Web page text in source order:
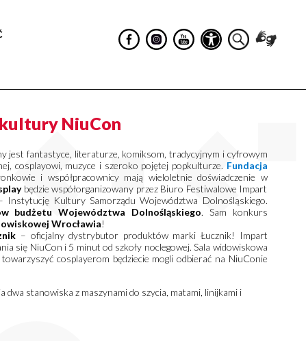
NiuCon
jest fantastyce, literaturze, komiksom, tradycyjnym i cyfrowym
cosplayowi, muzyce i szeroko pojętej popkulturze. Fundacja
i współpracownicy mają wieloletnie doświadczenie w
będzie współorganizowany przez Biuro Festiwalowe Impart
Kultury Samorządu Województwa Dolnośląskiego.
budżetu Województwa Dolnośląskiego. Sam konkurs
Wrocławia!
– oficjalny dystrybutor produktów marki Łucznik! Impart
się NiuCon i 5 minut od szkoły noclegowej. Sala widowiskowa
cosplayerom będziecie mogli odbierać na NiuConie
dwa stanowiska z maszynami do szycia, matami, linijkami i